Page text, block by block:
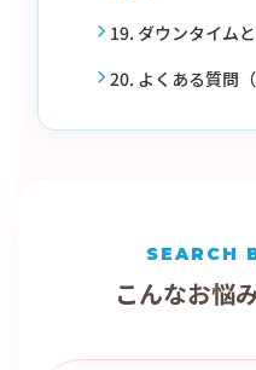
19. ダウンタイム
20. よくある質問（
SEARCH
こんなお悩